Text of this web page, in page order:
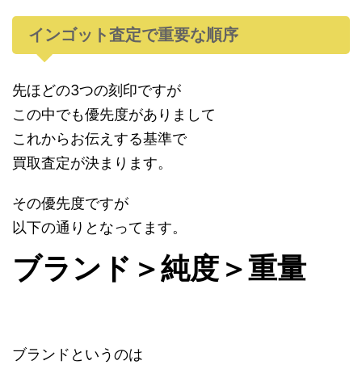
インゴット査定で重要な順序
先ほどの3つの刻印ですが
この中でも優先度がありまして
これからお伝えする基準で
買取査定が決まります。
その優先度ですが
以下の通りとなってます。
ブランド＞純度＞重量
ブランドというのは